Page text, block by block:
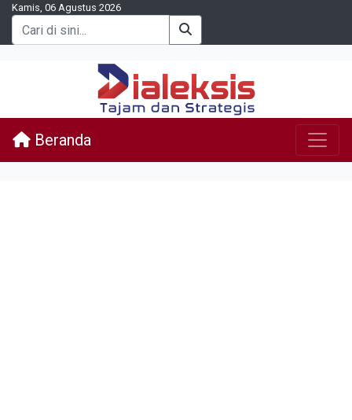
Kamis, 06 Agustus 2026
Beranda